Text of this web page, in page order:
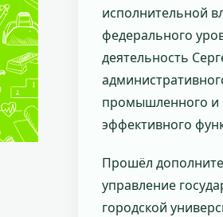
исполнительной
федерального
деятельность
промышленного и
эффективного
Прошёл
управление
городской